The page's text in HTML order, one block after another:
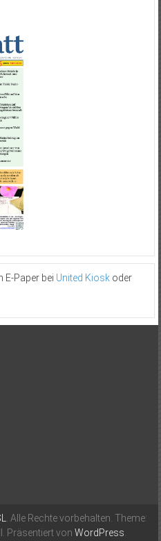
E-Paper bei United Kioskoder
. Alle Rechte vorbehalten. Theme:
Präsentiert von WordPress.